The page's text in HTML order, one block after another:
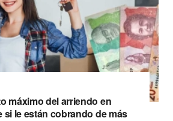
máximo del arriendo en
si le están cobrando de más